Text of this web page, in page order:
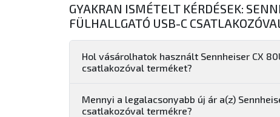
GYAKRAN ISMÉTELT KÉRDÉSEK:
FÜLHALLGATÓ USB-C CSATLAKOZÓVAL
Hol vásárolhatok használt Sennheiser CX
csatlakozóval terméket?
Mennyi a legalacsonyabb új ár a(z)
csatlakozóval termékre?